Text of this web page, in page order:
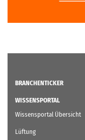
BRANCHENTICKER
WISSENSPORTAL
Wissensportal Übersicht
Lüftung